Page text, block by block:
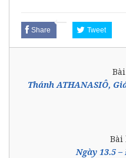
Share Tweet
Thánh ATHANASIÔ,
Bài
Ngày 13.5